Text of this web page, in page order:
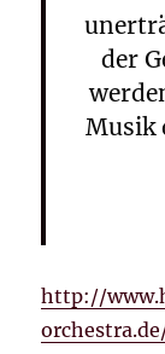
der
Musik
http://